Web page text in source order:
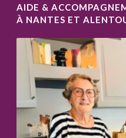
AIDE &
À NANTES ET